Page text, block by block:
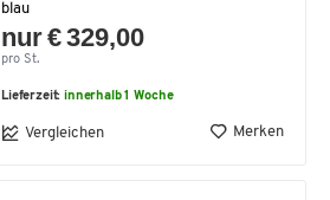
blau
nur € 329,00
pro St.
Lieferzeit:innerhalb 1 Woche
Vergleichen Merken